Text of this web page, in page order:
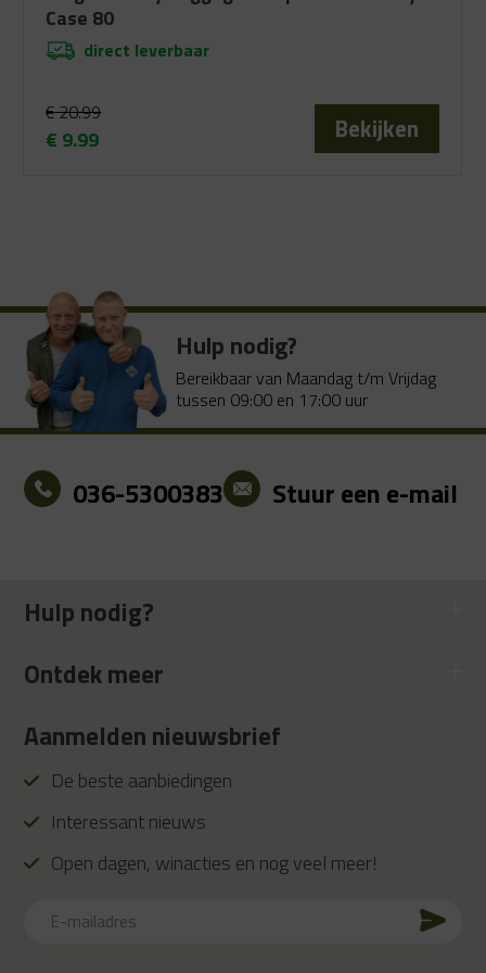
Case 80
direct leverbaar
€20.99
€ 9.99
Bekijken
Hulp nodig?
Bereikbaar van Maandag t/m Vrijdag
tussen 09:00 en 17:00 uur
036-5300383 Stuur een e-mail
Hulp nodig?
Ontdek meer
Aanmelden nieuwsbrief
De beste aanbiedingen
Interessant nieuws
Open dagen, winacties en nog veel meer!
mailadres